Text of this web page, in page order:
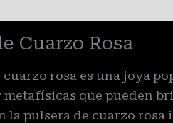
Cuarzo Rosa
cuarzo rosa es una joya
metafísicas que pueden
la pulsera de cuarzo rosa